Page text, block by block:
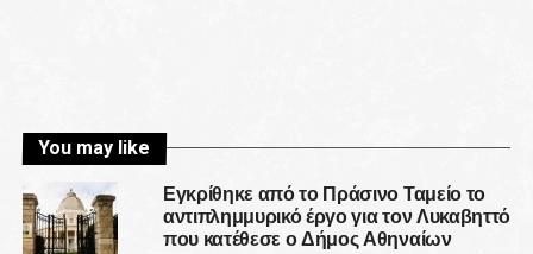
You may like
Εγκρίθηκε από το Πράσινο Ταμείο το
αντιπλημμυρικό έργο για τον Λυκαβηττό
που κατέθεσε ο Δήμος Αθηναίων